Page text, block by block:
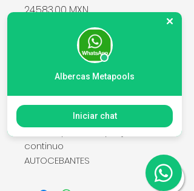
24.583,00 MXNPrecio
Agregar al carrito
Máxima potencia y flujo
continuo
AUTOCEBANTES
Gran canasta para recolectar y
Albercas Metapools
Iniciar chat